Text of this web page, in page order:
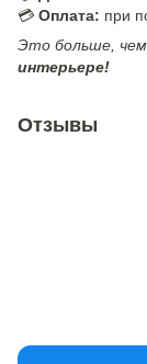
💳 Оплата: при
Это больше,
интерьере!
Отзывы